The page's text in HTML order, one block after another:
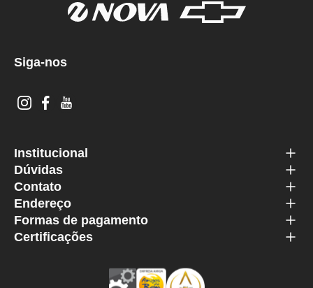
Siga-nos
Institucional
Dúvidas
Contato
Endereço
Formas de pagamento
Certificações